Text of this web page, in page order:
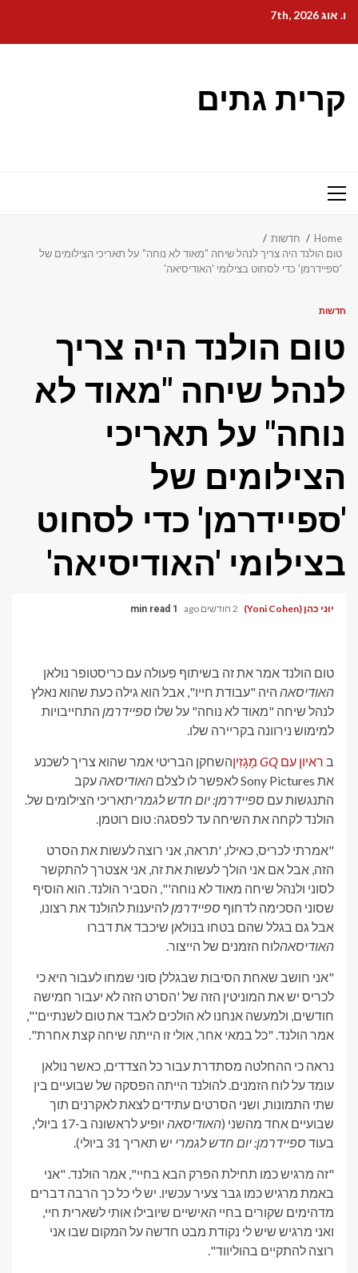
content
ו. אוג 7th, 2026
קרית גתים
Primary
Home
חדשות
טום הולנד היה צריך לנהל שיחה "מאוד לא נוחה" על תאריכי הצילומים של
'ספיידרמן' כדי לסחוט בצילומי 'האודיסיאה'
חדשות
טום הולנד היה צריך
לנהל שיחה "מאוד לא
נוחה" על תאריכי
הצילומים של
'ספיידרמן' כדי לסחוט
בצילומי 'האודיסיאה'
יוני כהן (Yoni Cohen) 2 חודשים ago 1 min read
טום הולנד אמר את זה בשיתוף פעולה עם כריסטופר נולאן
האודיסאה היה "עבודת חייו", אבל הוא גילה כעת שהוא נאלץ
לנהל שיחה "מאוד לא נוחה" על שלו ספיידרמן התחייבויות
למימוש נירוונה בקריירה שלו.
ב ראיון עם GQ מָגָזִיןהשחקן הבריטי אמר שהוא צריך לשכנע
את Sony Pictures לאפשר לו לצלם
האודיסאהעקב
התנגשות עם ספיידרמן: יום חדש לגמריתאריכי הצילומים של.
הולנד לקחה את השיחה עד לפסגה: טום רוטמן.
"אמרתי לכריס, כאילו, 'תראה, אני רוצה לעשות את הסרט
הזה, אבל אם אני הולך לעשות את זה, אני אצטרך להתקשר
לסוני ולנהל שיחה מאוד לא נוחה'", הסביר הולנד. הוא הוסיף
שסוני הסכימה לדחוף ספיידרמןלהיענות להולנד את רצונו,
אבל גם בגלל שהם בטחו בנולאן שיכבד את דברו
האודיסאהלוח הזמנים של הייצור.
"אני חושב שאחת הסיבות שבגללן סוני שמחו לעבור היא כי
לכריס יש את המוניטין הזה של 'הסרט הזה לא יעבור חמישה
חודשים, ולמעשה אנחנו לא הולכים לאבד את טום לשנתיים'",
אמר הולנד. "כל במאי אחר, אולי זו הייתה שיחה קצת אחרת".
נראה כי ההחלטה מסתדרת עבור כל הצדדים, כאשר נולאן
עומד על לוח הזמנים. להולנד הייתה הפסקה של שבועיים בין
שתי התמונות, ושני הסרטים עתידים לצאת לאקרנים תוך
שבועיים אחד מהשני (האודיסאה
יופיע לראשונה ב-17 ביולי,
בעוד ספיידרמן: יום חדש לגמרי יש תאריך 31 ביולי).
"זה מרגיש כמו תחילת הפרק הבא בחיי", אמר הולנד. "אני
באמת מרגיש כמו גבר צעיר עכשיו. יש לי כל כך הרבה דברים
מדהימים שקורים בחיי האישיים שיובילו אותי לשארית חיי,
ואני מרגיש שיש לי נקודת מבט חדשה על המקום שבו אני
רוצה להתקיים בהוליווד".